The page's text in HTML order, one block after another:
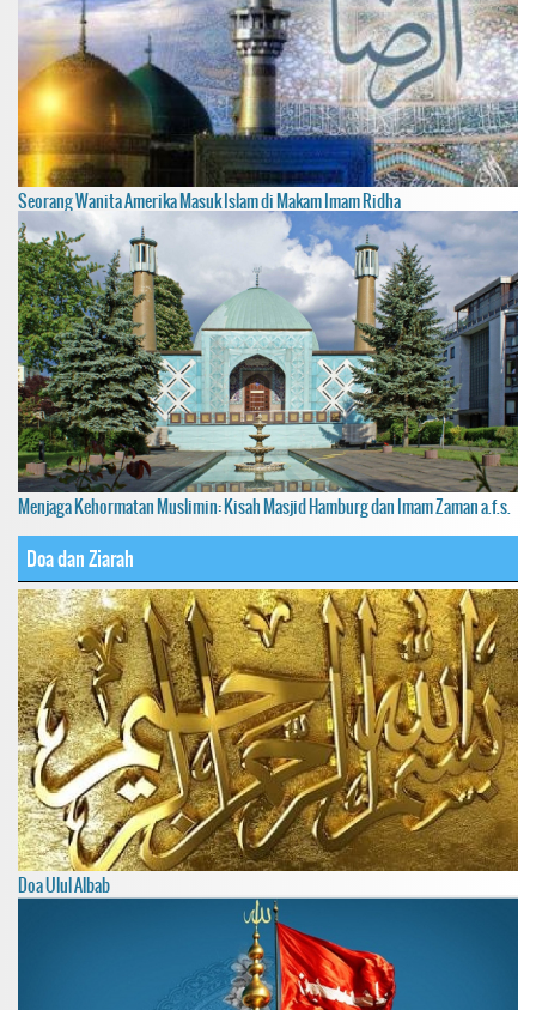
Seorang Wanita Amerika Masuk Islam di Makam Imam Ridha
Menjaga Kehormatan Muslimin: Kisah Masjid Hamburg dan Imam Zaman a.f.s.
Doa dan Ziarah
Doa Ulul Albab